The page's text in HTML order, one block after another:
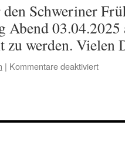
Schweriner
Abend
zu werden. Vielen
| Kommentare deaktiviertfür
den